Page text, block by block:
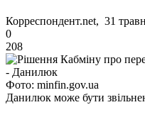
Корреспондент.net, 31
0
208
Фото: minfin.gov.ua
Данилюк може бути